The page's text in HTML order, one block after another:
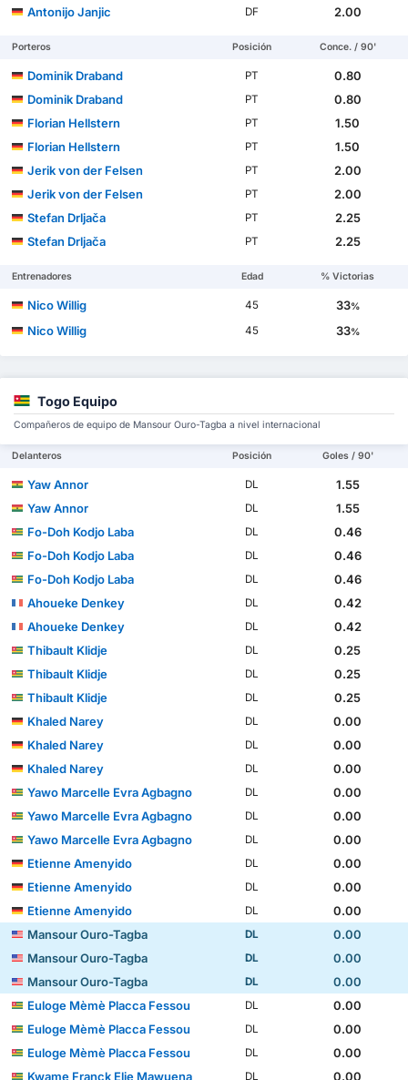
Antonijo Janjic
DF 2.00
Porteros Posición Conce. / 90'
Dominik Draband PT
0.80
Dominik Draband
PT
0.80
Florian Hellstern
PT
1.50
Florian Hellstern
PT
1.50
Jerik von der Felsen
PT
2.00
Jerik von der Felsen
PT
2.00
Stefan Drljača
PT
2.25
Stefan Drljača
PT 2.25
Entrenadores Edad % Victorias
Nico Willig 45 33%
Nico Willig 45 33%
Togo Equipo
Compañeros de equipo de Mansour Ouro-Tagba a nivel internacional
Delanteros Posición Goles / 90'
Yaw Annor DL
1.55
Yaw Annor
DL
1.55
Fo-Doh Kodjo Laba
DL
0.46
Fo-Doh Kodjo Laba
DL
0.46
Fo-Doh Kodjo Laba
DL
0.46
Ahoueke Denkey
DL
0.42
Ahoueke Denkey
DL
0.42
Thibault Klidje
DL
0.25
Thibault Klidje
DL
0.25
Thibault Klidje
DL
0.25
Khaled Narey
DL
0.00
Khaled Narey
DL
0.00
Khaled Narey
DL
0.00
Yawo Marcelle Evra Agbagno
DL
0.00
Yawo Marcelle Evra Agbagno
DL
0.00
Yawo Marcelle Evra Agbagno
DL
0.00
Etienne Amenyido
DL
0.00
Etienne Amenyido
DL
0.00
Etienne Amenyido
DL
0.00
Mansour Ouro-Tagba
DL
0.00
Mansour Ouro-Tagba
DL
0.00
Mansour Ouro-Tagba
DL
0.00
Euloge Mèmè Placca Fessou
DL
0.00
Euloge Mèmè Placca Fessou
DL
0.00
Euloge Mèmè Placca Fessou
DL
0.00
Kwame Franck Elie Mawuena
DL 0.00